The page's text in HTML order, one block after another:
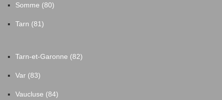
Somme (80)
Tarn (81)
Tarn-et-Garonne (82)
Var (83)
Vaucluse (84)